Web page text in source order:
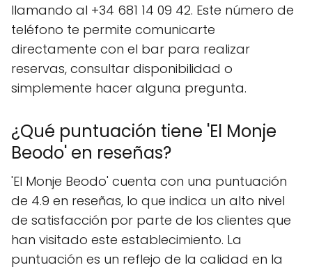
llamando al +34 681 14 09 42. Este número de
teléfono te permite comunicarte
directamente con el bar para realizar
reservas, consultar disponibilidad o
simplemente hacer alguna pregunta.
¿Qué puntuación tiene 'El Monje
Beodo' en reseñas?
'El Monje Beodo' cuenta con una puntuación
de 4.9 en reseñas, lo que indica un alto nivel
de satisfacción por parte de los clientes que
han visitado este establecimiento. La
puntuación es un reflejo de la calidad en la